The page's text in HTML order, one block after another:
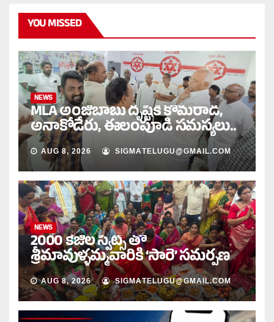
YOU MISSED
NEWS
MLA అంజిబాబు దృష్టికి కొమరాడ,
అనాకోడేరు, ఈలంపూడి సమస్యలు..
AUG 8, 2026 SIGMATELUGU@GMAIL.COM
NEWS
2000 కేజీల స్వీట్స్ తో
శ్రీమావుళ్ళమ్మవారికి ‘సారె’ సమర్పణ
AUG 8, 2026 SIGMATELUGU@GMAIL.COM